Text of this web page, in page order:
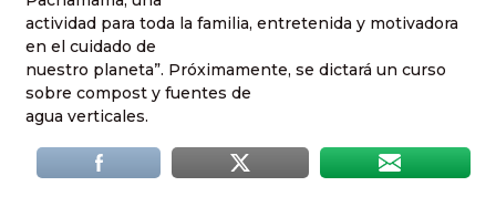
actividad para toda la familia, entretenida y motivadora
en el cuidado de
nuestro planeta”. Próximamente, se dictará un curso
sobre compost y fuentes de
agua verticales.